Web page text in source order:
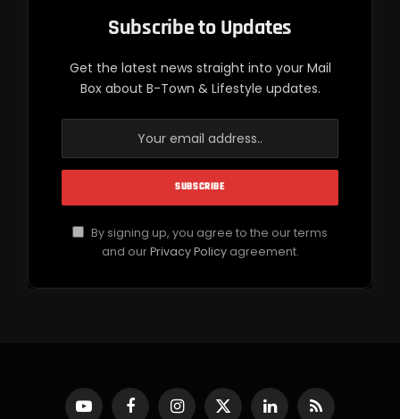
Subscribe to Updates
Get the latest news straight into your Mail
Box about B-Town & Lifestyle updates.
By signing up, you agree to the our terms
and ourPrivacy Policyagreement.
YouTubeFacebookInstagram
X LinkedInRSS